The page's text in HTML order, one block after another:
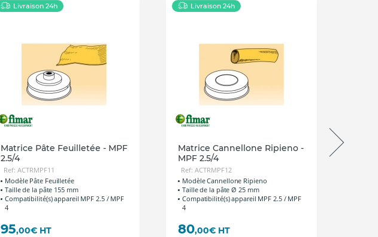
Livraison 24h
Matrice Pâte Feuilletée - MPF
2.5/4
Ref: ACTRMPF11
Modèle Pâte Feuilletée
Taille de la pâte 155 mm
Compatibilité(s) appareil MPF 2.5 / MPF
4
95,00€ HT
Livraison 24h
Matrice Cannellone Ripieno -
MPF 2.5/4
Ref: ACTRMPF12
Modèle Cannellone Ripieno
Taille de la pâte Ø 25 mm
Compatibilité(s) appareil MPF 2.5 / MPF
4
80,00€ HT